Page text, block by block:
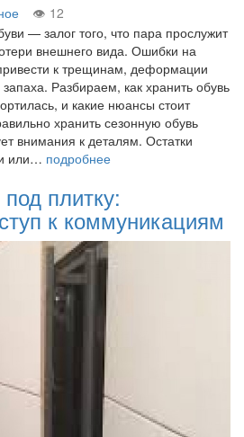
12
— залог того, что пара прослужит
внешнего вида. Ошибки на
к трещинам, деформации
Разбираем, как хранить обувь
и какие нюансы стоит
хранить сезонную обувь
внимания к деталям. Остатки
или… подробнее
плитку:
к коммуникациям